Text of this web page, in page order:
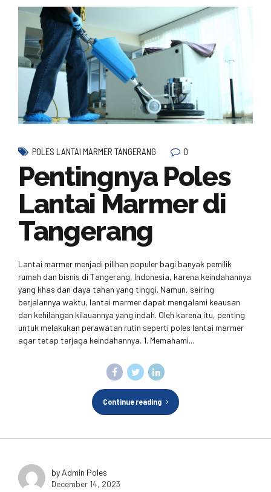
POLES LANTAI MARMER TANGERANG 0
Pentingnya Poles
Lantai Marmer di
Tangerang
Lantai marmer menjadi pilihan populer bagi banyak pemilik
rumah dan bisnis di Tangerang, Indonesia, karena keindahannya
yang khas dan daya tahan yang tinggi. Namun, seiring
berjalannya waktu, lantai marmer dapat mengalami keausan
dan kehilangan kilauannya yang indah. Oleh karena itu, penting
untuk melakukan perawatan rutin seperti poles lantai marmer
agar tetap terjaga keindahannya. 1. Memahami...
Continue reading
by Admin Poles
December 14, 2023